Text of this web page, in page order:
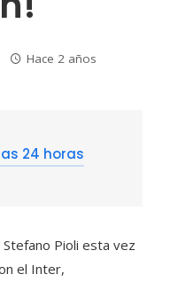
Hace 2 años
24 horas
Stefano Pioli esta vez
el Inter,